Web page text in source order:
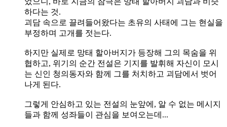
하다는 것.
괴담 속으로 끌려들어왔다는 초유의 사태에 그는 현실을
부정하며 고개를 젓는다.
하지만 실제로 망태 할아버지가 등장해 그의 목숨을 위
협하고, 위기의 순간 전설은 기지를 발휘해 자신이 모시
는 신인 청의동자와 함께 그를 처치하고 괴담에서 벗어
나게 된다.
그렇게 안심하고 있는 전설의 눈앞에, 알 수 없는 메시지
들과 함께 성좌들이 관심을 보여오는데...